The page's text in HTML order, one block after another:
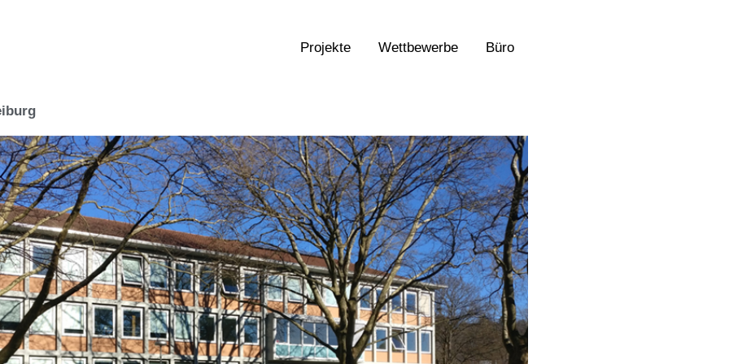
Projekte Wettbewerbe Büro